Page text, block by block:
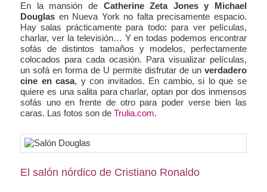
En la mansión de Catherine Zeta Jones y Michael
Douglas en Nueva York no falta precisamente espacio.
Hay salas prácticamente para todo: para ver películas,
charlar, ver la televisión… Y en todas podemos encontrar
sofás de distintos tamaños y modelos, perfectamente
colocados para cada ocasión. Para visualizar películas,
un sofá en forma de U permite disfrutar de un verdadero
cine en casa, y con invitados. En cambio, si lo que se
quiere es una salita para charlar, optan por dos inmensos
sofás uno en frente de otro para poder verse bien las
caras. Las fotos son deTrulia.com.
El salón nórdico de Cristiano Ronaldo